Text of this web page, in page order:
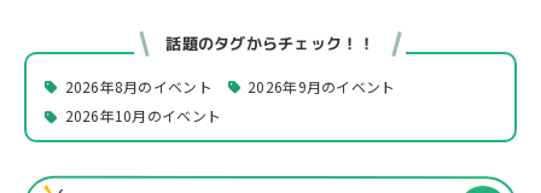
話題のタグからチェック！！
2026年8月のイベント
2026年9月のイベント
2026年10月のイベント